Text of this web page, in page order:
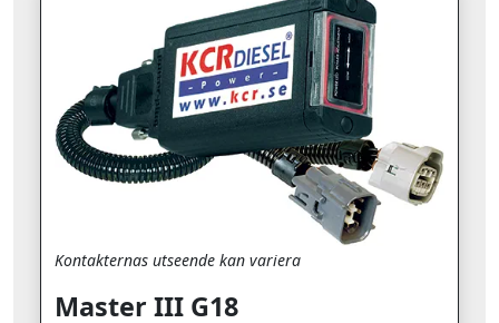
Kontakternas utseende kan variera
Master III G18